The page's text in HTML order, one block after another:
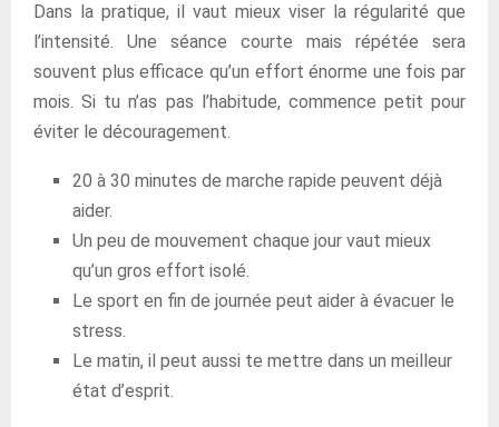
Dans la pratique, il vaut mieux viser la régularité que
l’intensité. Une séance courte mais répétée sera
souvent plus efficace qu’un effort énorme une fois par
mois. Si tu n’as pas l’habitude, commence petit pour
éviter le découragement.
20 à 30 minutes de marche rapide peuvent déjà
aider.
Un peu de mouvement chaque jour vaut mieux
qu’un gros effort isolé.
Le sport en fin de journée peut aider à évacuer le
stress.
Le matin, il peut aussi te mettre dans un meilleur
état d’esprit.